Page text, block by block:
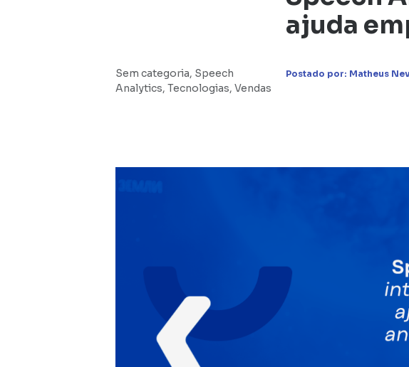
Sem categoria, Speech
Analytics, Tecnologias, Vendas
ajuda
Postado por: Matheus